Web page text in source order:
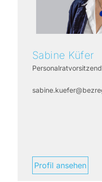
Sabine Küfer
Profil ansehen